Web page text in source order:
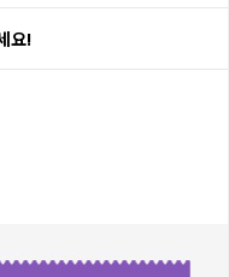
요!